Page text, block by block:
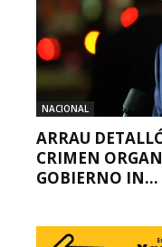
NACIONAL
ARRAU
CRIMEN
GOBIERNO IN...